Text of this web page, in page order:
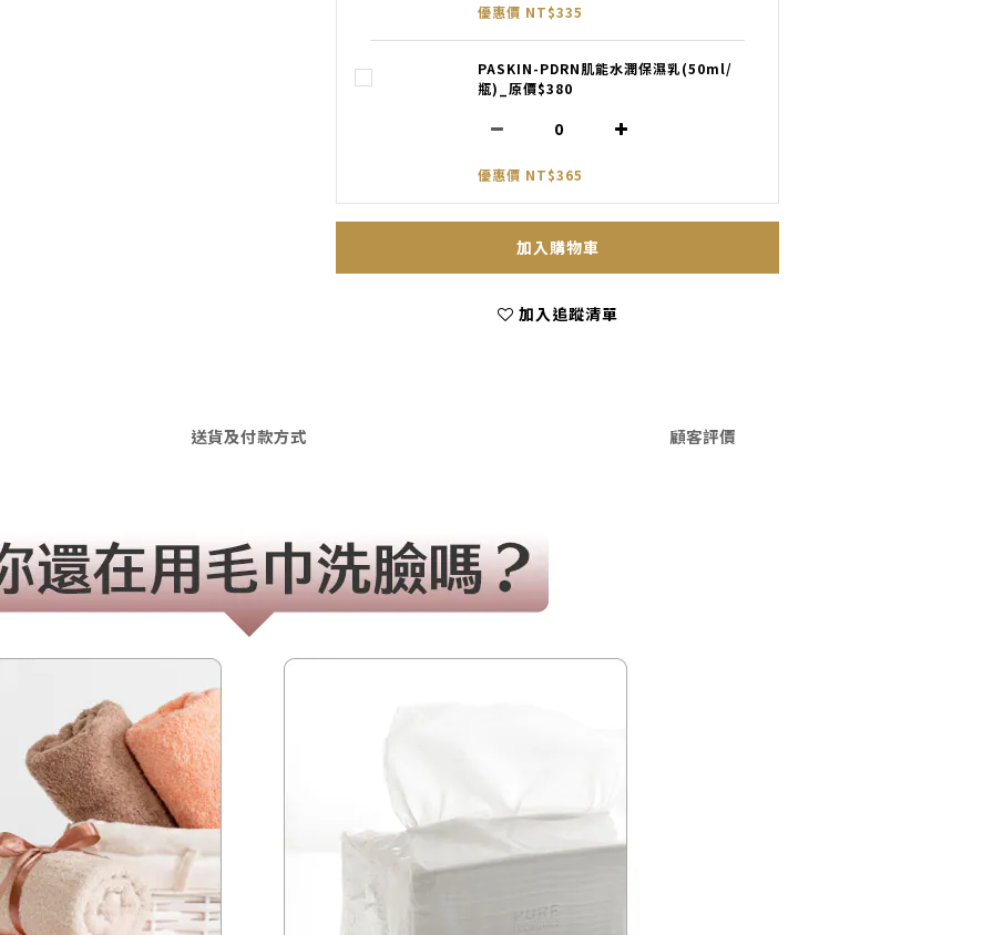
優惠價 NT$335
PASKIN-PDRN肌能水潤保濕乳(50ml/
瓶)_原價$380
優惠價 NT$365
加入購物車
加入追蹤清單
送貨及付款方式 顧客評價